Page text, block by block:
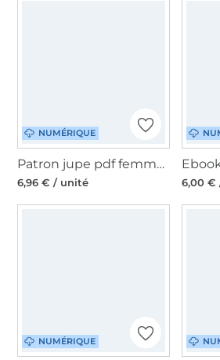
NUMÉRIQUE
Patron jupe pdf femme Denia Meine Herzenswelt, en allemand
6,96 € / unité 6,00 €
NUMÉRIQUE